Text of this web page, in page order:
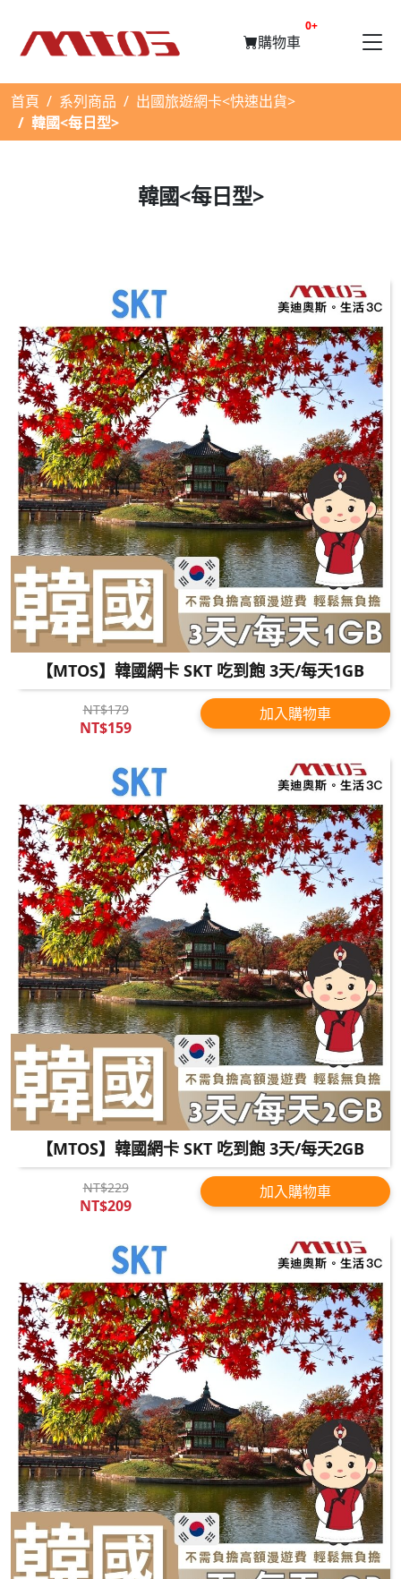
購物車
0+提醒購物車數量
首頁 系列商品
出國旅遊網卡<快速出貨>
韓國<每日型>
韓國<每日型>
【MTOS】韓國網卡 SKT 吃到飽 3天/每天1GB
NT$179
NT$159
加入購物車
【MTOS】韓國網卡 SKT 吃到飽 3天/每天2GB
NT$229
NT$209
加入購物車